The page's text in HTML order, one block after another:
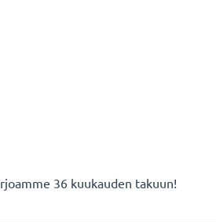
36 kuukauden takuun!